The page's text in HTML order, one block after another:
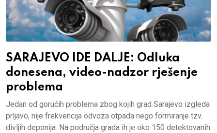
SARAJEVO IDE DALJE: Odluka
donesena, video-nadzor rješenje
problema
Jedan od gorućih problema zbog kojih grad Sarajevo izgleda
prljavo, nije frekvencija odvoza otpada nego formiranje tzv.
divljih deponija. Na područja grada ih je oko 150 detektovanih